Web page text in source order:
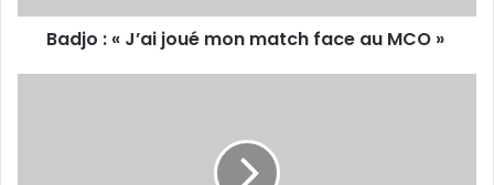
MCO
Badjo : « J’ai joué mon match face au MCO »